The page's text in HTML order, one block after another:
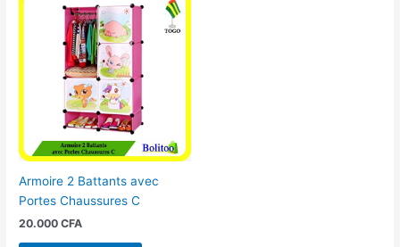
Armoire 2 Battants avec
Portes Chaussures C
20.000CFA